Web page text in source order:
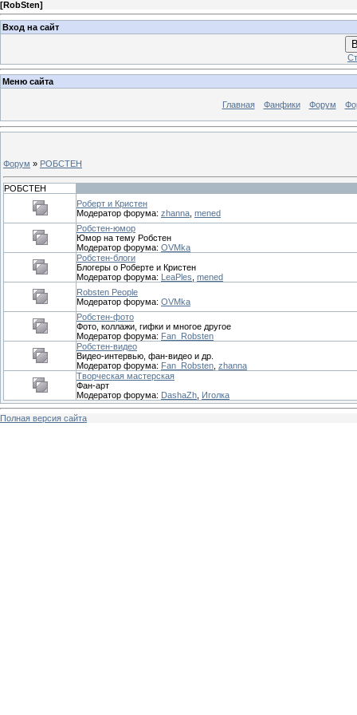
[RobSten]
Вход на сайт
Меню сайта
Главная Фанфики Форум
Форум » РОБСТЕН
РОБСТЕН
Роберт и Кристен
Модератор форума: zhanna mened
Робстен-юмор
Юмор на тему Робстен
Модератор форума: OVMka
Робстен-блоги
Блогеры о Роберте и Кристен
Модератор форума: LeaPles mened
Robsten People
Модератор форума: OVMka
Робстен-фото
Фото, коллажи, гифки и многое другое
Модератор форума: Fan_Robsten
Робстен-видео
Видео-интервью, фан-видео и др.
Модератор форума: Fan_Robsten zhanna
Творческая мастерская
Фан-арт
Модератор форума: DashaZh Иголка
Полная версия сайта